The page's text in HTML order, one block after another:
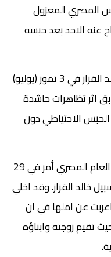
المصري المعزول
عنه الاحد بعد حبسه
وكانت السلطات المصرية اعتقلت خالد القزاز في 3 تموز (يوليو)
اثر تظاهرات حاشدة
الحبس الاحتياطي دون
واوضحت الاسرة في بيانها ان النائب العام المصري أمر في 29
2014 باخلاء سبيل خالد القزاز. وقد اخلي
عن املها في ان
تقيم زوجته وابناؤه